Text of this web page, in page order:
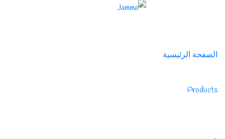
الصفحة الرئيسية
Products